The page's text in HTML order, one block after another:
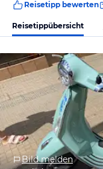
Reisetipp bewerten
Reisetippübersicht
Bild melden